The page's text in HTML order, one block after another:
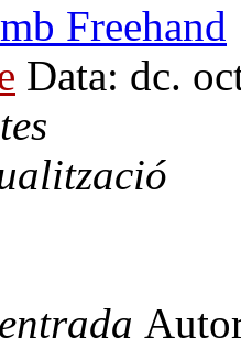
Freehand
Data: dc.